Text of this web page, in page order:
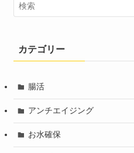
カテゴリー
腸活
アンチエイジング
お水確保